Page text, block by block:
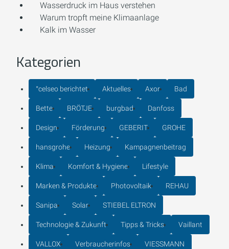
Wasserdruck im Haus verstehen
Warum tropft meine Klimaanlage
Kalk im Wasser
Kategorien
°celseo berichtet Aktuelles Axor Bad
Bette BRÖTJE burgbad Danfoss
Design Förderung GEBERIT GROHE
hansgrohe Heizung Kampagnenbeitrag
Klima Komfort & Hygiene Lifestyle
Marken & Produkte Photovoltaik REHAU
Sanipa Solar STIEBEL ELTRON
Technologie & Zukunft Tipps & Tricks Vaillant
VALLOX Verbraucherinfos VIESSMANN